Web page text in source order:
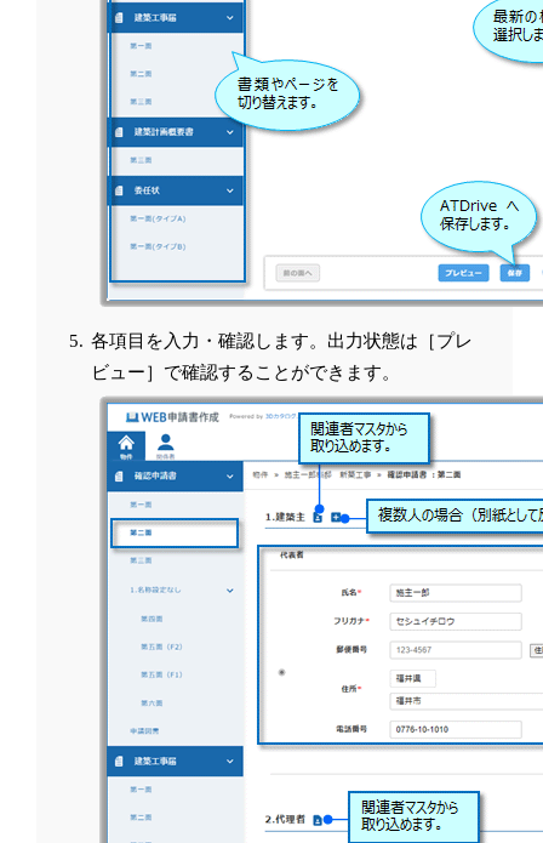
各項目を入力・確認します。出力状態は［プレ
ビュー］で確認することができます。